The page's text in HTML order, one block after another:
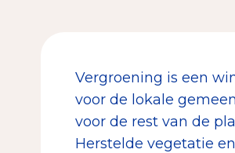
Vergroening is een
voor de lokale
voor de rest van de
Herstelde vegetatie